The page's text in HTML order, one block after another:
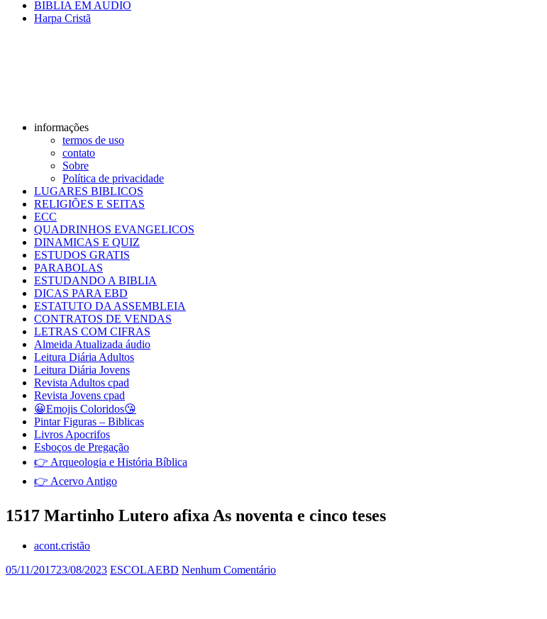
BIBLIA EM AUDIO
Harpa Cristã
informações
termos de uso
contato
Sobre
Política de privacidade
LUGARES BIBLICOS
RELIGIÕES E SEITAS
ECC
QUADRINHOS EVANGELICOS
DINAMICAS E QUIZ
ESTUDOS GRATIS
PARABOLAS
ESTUDANDO A BIBLIA
DICAS PARA EBD
ESTATUTO DA ASSEMBLEIA
CONTRATOS DE VENDAS
LETRAS COM CIFRAS
Almeida Atualizada áudio
Leitura Diária Adultos
Leitura Diária Jovens
Revista Adultos cpad
Revista Jovens cpad
😀Emojis Coloridos😘
Pintar Figuras – Biblicas
Livros Apocrifos
Esboços de Pregação
👉 Arqueologia e História Bíblica
👉 Acervo Antigo
1517 Martinho Lutero afixa As noventa e cinco teses
acont.cristão
05/11/201723/08/2023 ESCOLAEBD Nenhum Comentário